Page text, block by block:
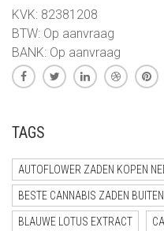
KVK: 82381208
BTW: Op aanvraag
BANK: Op aanvraag
TAGS
AUTOFLOWER ZADEN KOPEN
BESTE CANNABIS ZADEN
BLAUWE LOTUS EXTRACT